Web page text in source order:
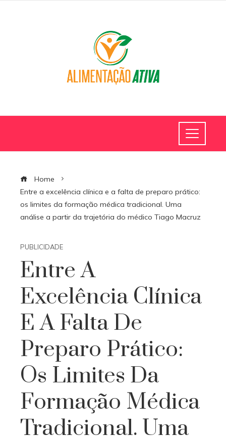
Home
Entre a excelência clínica e a falta de preparo prático:
os limites da formação médica tradicional. Uma
análise a partir da trajetória do médico Tiago Macruz
PUBLICIDADE
Entre A
Excelência Clínica
E A Falta De
Preparo Prático:
Os Limites Da
Formação Médica
Tradicional. Uma